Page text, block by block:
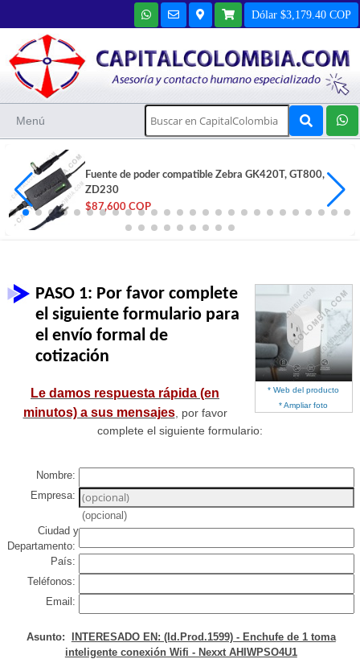
Dólar $3,179.40 COP
Menú
Fuente de poder compatible Zebra GK420T, GT800,
ZD230
$87,600 COP
* Web del producto
* Ampliar foto
PASO 1: Por favor complete
el siguiente formulario para
el envío formal de
cotización
Le damos respuesta rápida (en
minutos) a sus mensajes, por favor
complete el siguiente formulario:
Nombre:
Empresa:
(opcional)
Ciudad y
Departamento:
País:
Teléfonos:
Email:
Asunto:
INTERESADO EN: (Id.Prod.1599) - Enchufe de 1 toma
inteligente conexión Wifi - Nexxt AHIWPSO4U1